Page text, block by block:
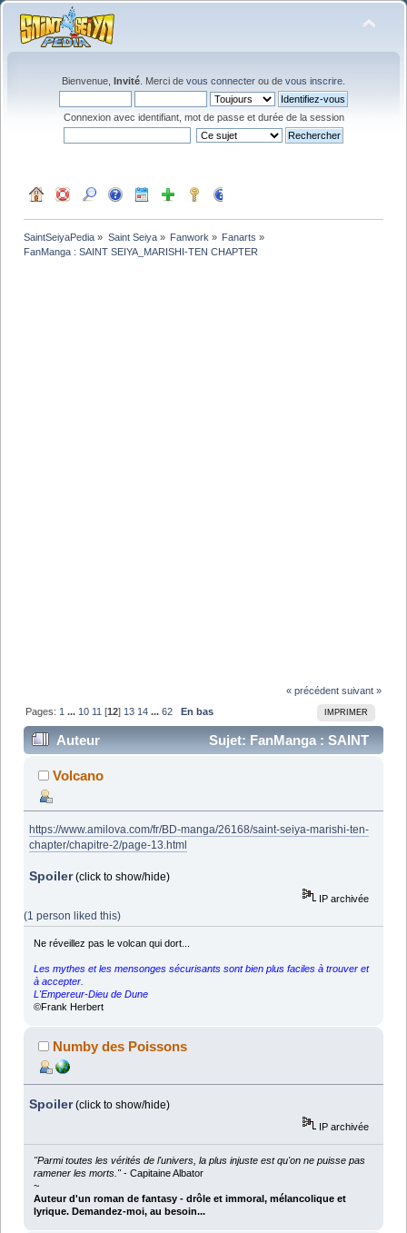
Bienvenue, Invité . Merci de vous connecter ou de vous inscrire
Connexion avec identifiant, mot de passe et durée de la session
SaintSeiyaPedia » Saint Seiya» Fanwork » Fanarts »
FanManga : SAINT SEIYA_MARISHI-TEN CHAPTER
« précédent suivant »
IMPRIMER
Pages: 1 ... 10 11 [12] 13 14 ...62 En bas
Auteur
Sujet: FanManga : SAINT
SEIYA_MARISHI-TEN CHAPTER (Lu 201127 fois)
Volcano
https://www.amilova.com/fr/BD-manga/26168/saint-seiya-marishi-ten-
chapter/chapitre-2/page-13.html
Spoiler(click to show/hide)
IP archivée
(1 person liked this)
Ne réveillez pas le volcan qui dort...
Les mythes et les mensonges sécurisants sont bien plus faciles à trouver et
à accepter.
L'Empereur-Dieu de Dune
©Frank Herbert
Numby des Poissons
Spoiler(click to show/hide)
IP archivée
"Parmi toutes les vérités de l'univers, la plus injuste est qu'on ne puisse pas
ramener les morts."- Capitaine Albator
~
Auteur d'un roman de fantasy - drôle et immoral, mélancolique et
lyrique. Demandez-moi, au besoin...